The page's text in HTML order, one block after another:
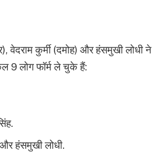
वेदराम कुर्मी (दमोह) और हंसमुखी लोधी ने
9 लोग फॉर्म ले चुके हैं:
और हंसमुखी लोधी.